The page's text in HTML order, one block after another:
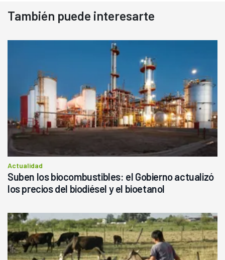
También puede interesarte
Actualidad
Suben los biocombustibles: el Gobierno actualizó
los precios del biodiésel y el bioetanol